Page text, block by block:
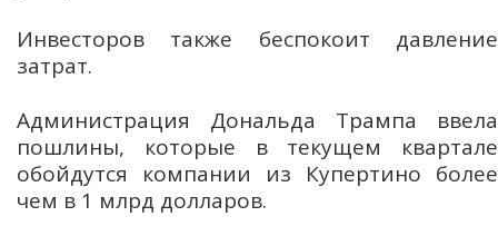
Инвесторов также беспокоит давление
затрат.
Администрация Дональда Трампа ввела
пошлины, которые в текущем квартале
обойдутся компании из Купертино более
чем в 1 млрд долларов.